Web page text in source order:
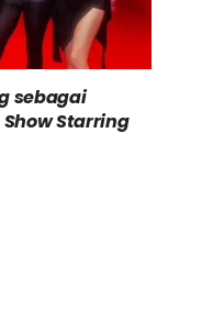
sebagai
Starring